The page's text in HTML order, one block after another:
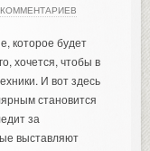
которое будет
хочется, чтобы в
И вот здесь
становится
за
выставляют